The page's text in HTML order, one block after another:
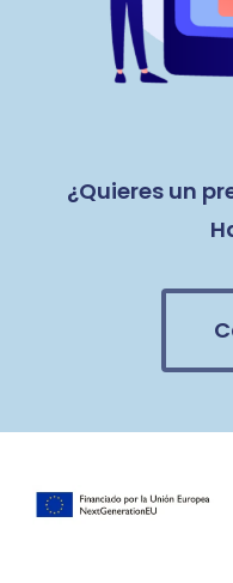
¿Quieres un